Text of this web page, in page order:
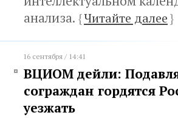
анализа. {Читайте далее}
16 сентября / 14:41
ВЦИОМ дейли:
сограждан гордятся
уезжать